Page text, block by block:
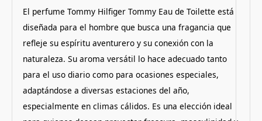
El perfume Tommy Hilfiger Tommy Eau de Toilette está
diseñada para el hombre que busca una fragancia que
refleje su espíritu aventurero y su conexión con la
naturaleza. Su aroma versátil lo hace adecuado tanto
para el uso diario como para ocasiones especiales,
adaptándose a diversas estaciones del año,
especialmente en climas cálidos. Es una elección ideal